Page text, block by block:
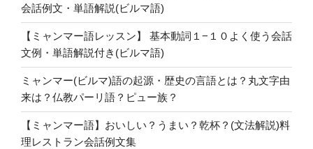
会話例文・単語解説(ビルマ語)
【ミャンマー語レッスン】 基本動詞１−１０よく使う会話
文例・単語解説付き(ビルマ語)
ミャンマー(ビルマ)語の起源・歴史の言語とは？丸文字由
来は？仏教パーリ語？ピュー族？
【ミャンマー語】おいしい？うまい？乾杯？(文法解説)料
理レストラン会話例文集